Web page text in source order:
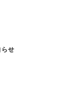
せ